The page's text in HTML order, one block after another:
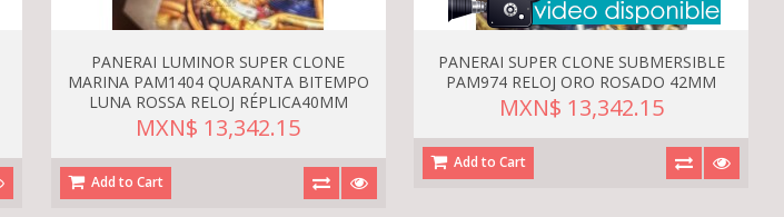
PANERAI LUMINOR SUPER CLONE
MARINA PAM1404 QUARANTA BITEMPO
LUNA ROSSA RELOJ RÉPLICA40MM
MXN$ 13,342.15
Add to Cart
PANERAI SUPER CLONE SUBMERSIBLE
PAM974 RELOJ ORO ROSADO 42MM
MXN$ 13,342.15
Add to Cart